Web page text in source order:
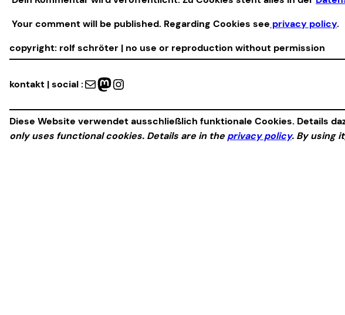
Your comment will be published. Regarding Cookies see privacy policy.
copyright: rolf schröter | no use or reproduction without permission
kontakt | social :Mail Mastodon Instagram
Diese Website verwendet ausschließlich funktionale Cookies. Details
only uses functional cookies. Details are in the privacy policy. By using